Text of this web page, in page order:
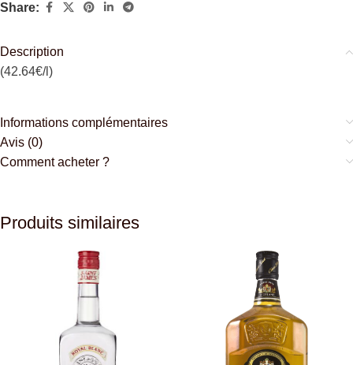
Share:
Description
(42.64€/l)
Informations complémentaires
Avis (0)
Comment acheter ?
Produits similaires